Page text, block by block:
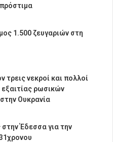
1.500 ζευγαριών στη
τρεις νεκροί και πολλοί
ρωσικών
Ουκρανία
Έδεσσα για την